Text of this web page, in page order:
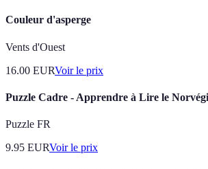
Couleur d'asperge
Vents d'Ouest
16.00 EURVoir le prix
Puzzle Cadre - Apprendre à Lire le
Puzzle FR
9.95 EURVoir le prix